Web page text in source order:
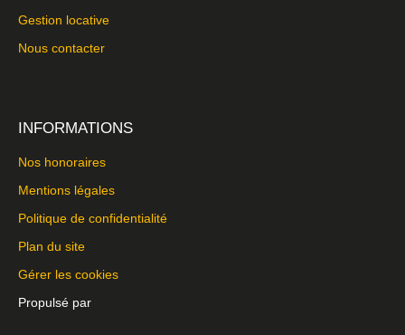
Gestion locative
Nous contacter
INFORMATIONS
Nos honoraires
Mentions légales
Politique de confidentialité
Plan du site
Gérer les cookies
Propulsé par